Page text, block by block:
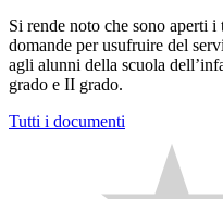
Si rende noto che sono aperti
domande per usufruire del
agli alunni della scuola
grado e II grado.
Tutti i documenti